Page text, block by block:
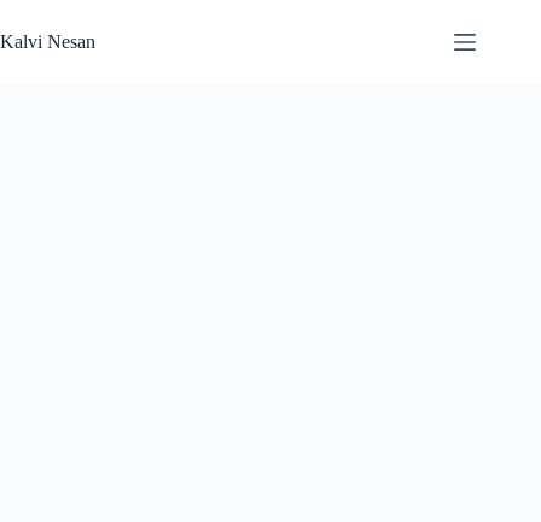
to
content
Kalvi Nesan